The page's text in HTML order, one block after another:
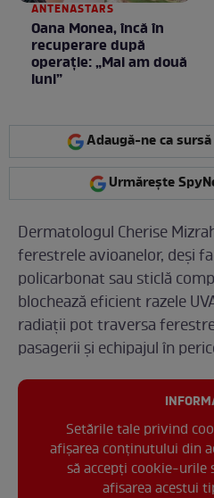
ANTENASTARS
Oana Monea, încă în
recuperare după
operație: „Mai am două
luni”
Adaugă-ne ca
Urmărește
Dermatologul Cherise
ferestrele avioanelor, deși
policarbonat sau sticlă
blochează eficient razele
radiații pot traversa
pasagerii și echipajul în
Setările tale privind
afișarea conținutului din
să accepți cookie-urile
afisarea acestui